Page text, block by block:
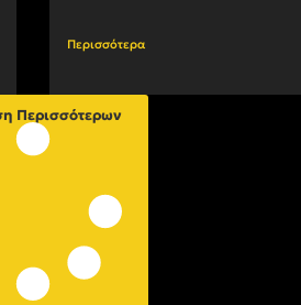
Περισσότερα
Περισσότερων